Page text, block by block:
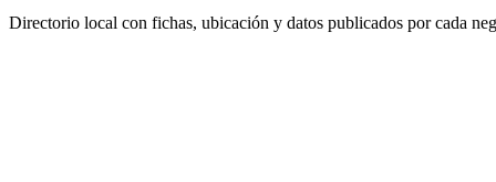
Directorio local con fichas, ubicación y datos publicados por cada